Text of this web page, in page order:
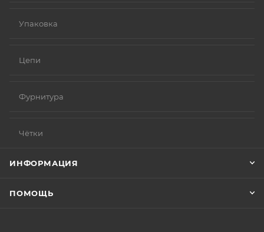
Упаковка
Цепи
Фурнитура
Чётки
ИНФОРМАЦИЯ
ПОМОЩЬ